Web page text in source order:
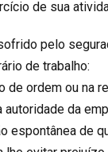
de sua
pelo
de trabalho:
de ordem ou na
autoridade da
espontânea de